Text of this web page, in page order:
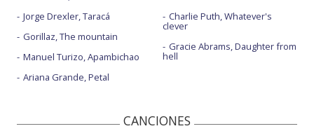
Jorge Drexler, Taracá
Gorillaz, The mountain
Manuel Turizo, Apambichao
Ariana Grande, Petal
Charlie Puth, Whatever's
clever
Gracie Abrams, Daughter from
hell
CANCIONES